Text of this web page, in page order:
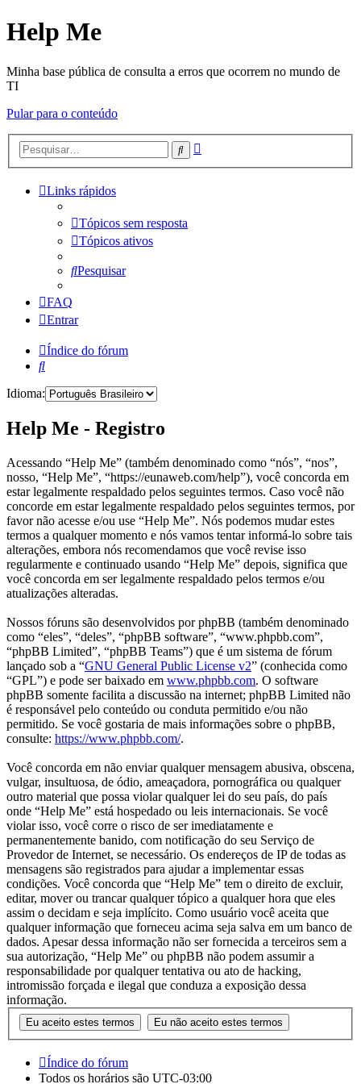
Help Me
Minha base pública de consulta a erros que ocorrem no mundo de
TI
Pular para o conteúdo
Pesquisar
Links rápidos
Tópicos sem resposta
Tópicos ativos
Pesquisar
FAQ
Entrar
Índice do fórum
Pesquisar
Idioma:
Help Me - Registro
Acessando “Help Me” (também denominado como “nós”, “nos”,
nosso, “Help Me”, “https://eunaweb.com/help”), você concorda em
estar legalmente respaldado pelos seguintes termos. Caso você não
concorde em estar legalmente respaldado pelos seguintes termos, por
favor não acesse e/ou use “Help Me”. Nós podemos mudar estes
termos a qualquer momento e nós vamos tentar informá-lo sobre tais
alterações, embora nós recomendamos que você revise isso
regularmente e continuado usando “Help Me” depois, significa que
você concorda em ser legalmente respaldado pelos termos e/ou
atualizações alteradas.
Nossos fóruns são desenvolvidos por phpBB (também denominado
como “eles”, “deles”, “phpBB software”, “www.phpbb.com”,
“phpBB Limited”, “phpBB Teams”) que é um sistema de fórum
lançado sob a “GNU General Public License v2” (conhecida como
“GPL”) e pode ser baixado em www.phpbb.com. O software
phpBB somente facilita a discussão na internet; phpBB Limited não
é responsável pelo conteúdo ou conduta permitido e/ou não
permitido. Se você gostaria de mais informações sobre o phpBB,
consulte: https://www.phpbb.com/.
Você concorda em não enviar qualquer mensagem abusiva, obscena,
vulgar, insultuosa, de ódio, ameaçadora, pornográfica ou qualquer
outro material que possa violar qualquer lei do seu país, do país
onde “Help Me” está hospedado ou leis internacionais. Se você
violar isso, você corre o risco de ser imediatamente e
permanentemente banido, com notificação do seu Serviço de
Provedor de Internet, se necessário. Os endereços de IP de todas as
mensagens são registrados para ajudar a implementar essas
condições. Você concorda que “Help Me” tem o direito de excluir,
editar, mover ou trancar qualquer tópico a qualquer hora que eles
assim o decidam e seja implícito. Como usuário você aceita que
qualquer informação que forneceu acima seja salva em um banco de
dados. Apesar dessa informação não ser fornecida a terceiros sem a
sua autorização, “Help Me” ou phpBB não podem assumir a
responsabilidade por qualquer tentativa ou ato de hacking,
intromissão forçada e ilegal que conduza a exposição dessa
informação.
Índice do fórum
Todos os horários são UTC-03:00